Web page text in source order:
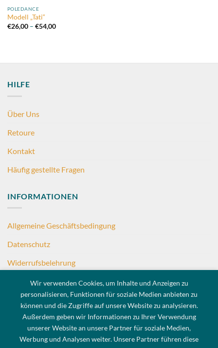
POLEDANCE
Modell „Tati“
€26,00 – €54,00Preisspanne:
HILFE
Über Uns
Retoure
Kontakt
Häufig gestellte Fragen
INFORMATIONEN
Allgemeine Geschäftsbedingung
Datenschutz
Widerrufsbelehrung
Impressum
KONTAKT
E-Mail: judith@madurawathie.com
Wir verwenden Cookies, um Inhalte und Anzeigen zu
personalisieren, Funktionen für soziale Medien anbieten zu
können und die Zugriffe auf unsere Website zu analysieren.
Außerdem geben wir Informationen zu Ihrer Verwendung
unserer Website an unsere Partner für soziale Medien,
Werbung und Analysen weiter. Unsere Partner führen diese